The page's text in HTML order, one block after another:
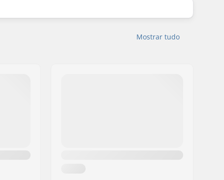
Mostrar tudo